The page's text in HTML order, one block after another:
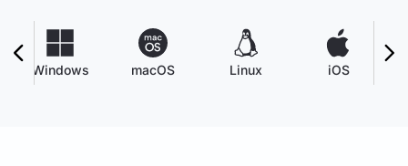
Windows macOS Linux iOS